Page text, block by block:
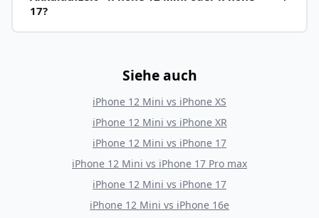
17?
Siehe auch
iPhone 12 Mini vs iPhone XS
iPhone 12 Mini vs iPhone XR
iPhone 12 Mini vs iPhone 17
iPhone 12 Mini vs iPhone 17 Pro max
iPhone 12 Mini vs iPhone 17
iPhone 12 Mini vs iPhone 16e